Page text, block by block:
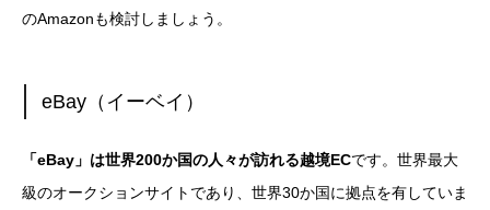
のAmazonも検討しましょう。
eBay（イーベイ）
「eBay」は世界200か国の人々が訪れる越境ECです。世界最大
級のオークションサイトであり、世界30か国に拠点を有していま